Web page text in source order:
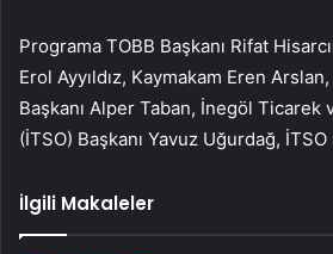
Programa TOBB Başkanı Rifat
Erol Ayyıldız, Kaymakam Eren
Başkanı Alper Taban, İnegöl Ticarek
(İTSO) Başkanı Yavuz Uğurdağ, İTSO
İlgili Makaleler